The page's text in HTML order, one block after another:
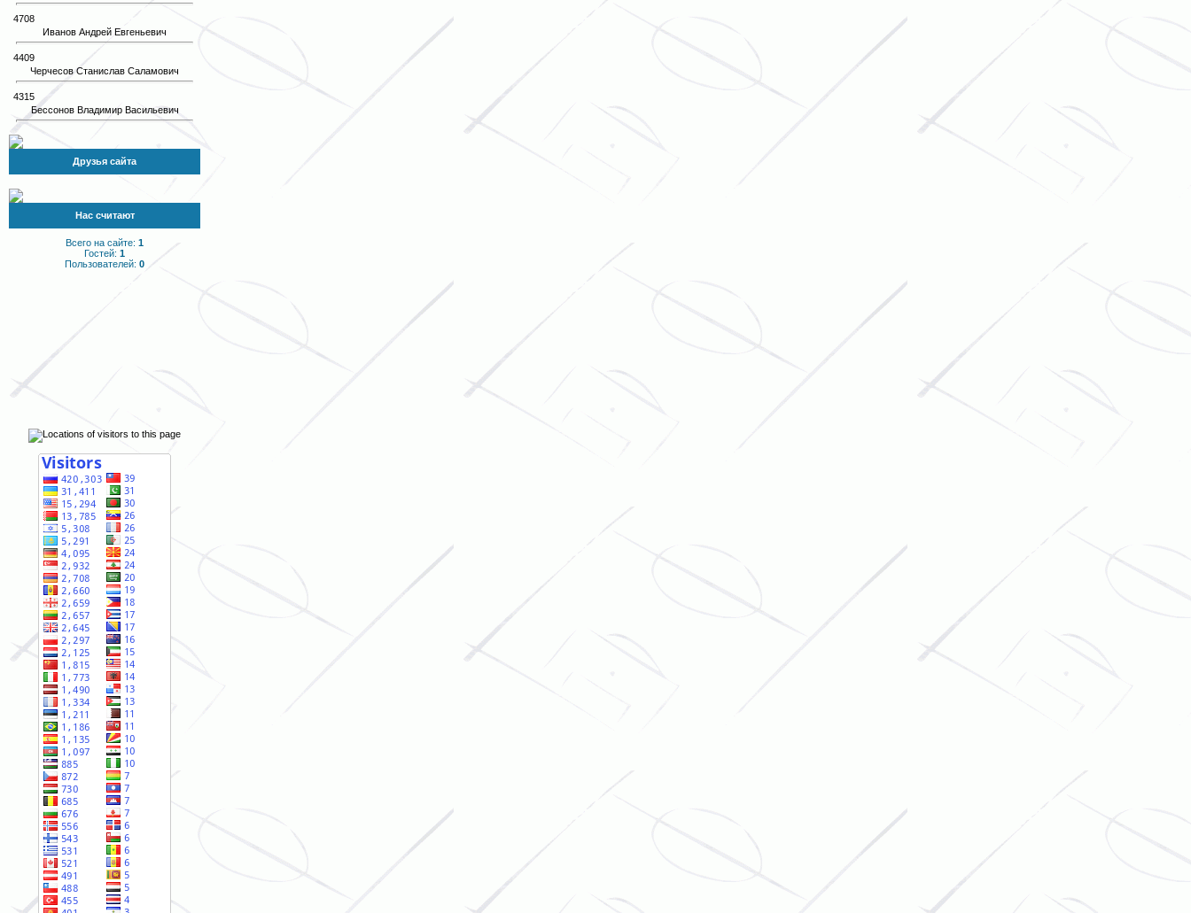
4708
Иванов Андрей Евгеньевич
4409
Черчесов Станислав Саламович
4315
Бессонов Владимир Васильевич
Друзья сайта
Нас считают
Всего на сайте: 1
Гостей: 1
Пользователей: 0